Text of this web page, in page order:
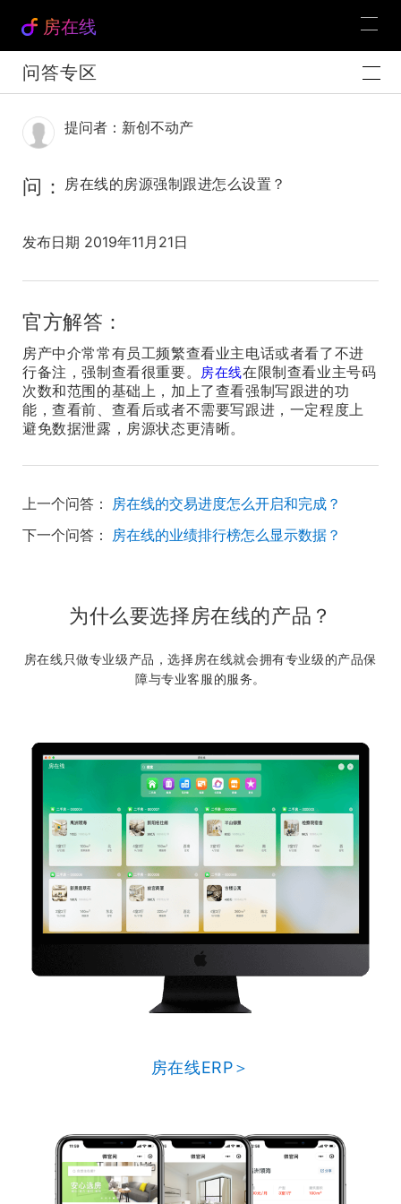
房在线
问答专区
提问者：新创不动产
问： 房在线的房源强制跟进怎么设置？
发布日期 2019年11月21日
官方解答：
房产中介常常有员工频繁查看业主电话或者看了不进
行备注，强制查看很重要。 房在线在限制查看业主号码
次数和范围的基础上，加上了查看强制写跟进的功
能，查看前、查看后或者不需要写跟进，一定程度上
避免数据泄露，房源状态更清晰。
上一个问答： 房在线的交易进度怎么开启和完成？
下一个问答： 房在线的业绩排行榜怎么显示数据？
为什么要选择房在线的产品？
房在线只做专业级产品，选择房在线就会拥有专业级的产品保
障与专业客服的服务。
房在线ERP＞